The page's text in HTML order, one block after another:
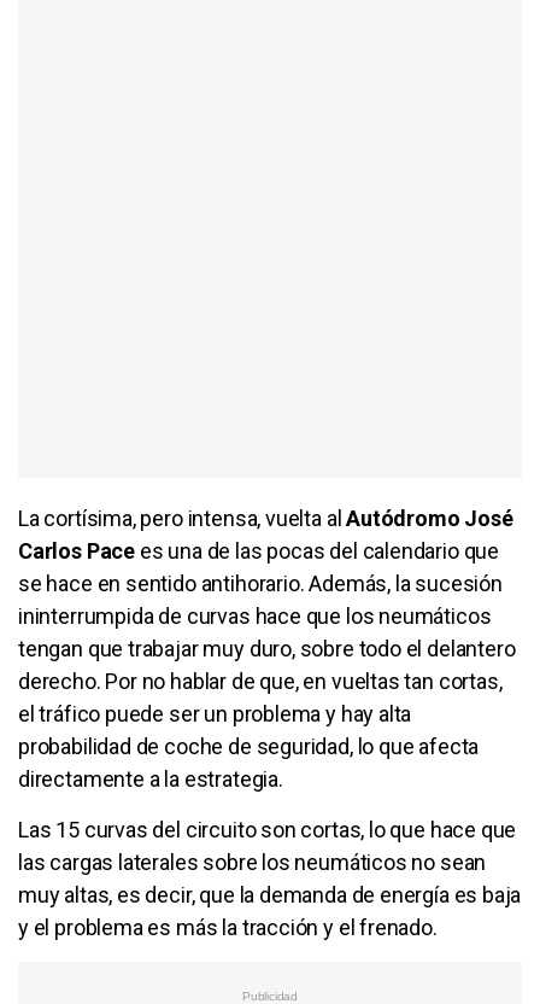
La cortísima, pero intensa, vuelta alAutódromo José
Carlos Pace es una de las pocas del calendario que
se hace en sentido antihorario. Además, la sucesión
ininterrumpida de curvas hace que los neumáticos
tengan que trabajar muy duro, sobre todo el delantero
derecho. Por no hablar de que, en vueltas tan cortas,
el tráfico puede ser un problema y hay alta
probabilidad de coche de seguridad, lo que afecta
directamente a la estrategia.
Las 15 curvas del circuito son cortas, lo que hace que
las cargas laterales sobre los neumáticos no sean
muy altas, es decir, que la demanda de energía es baja
y el problema es más la tracción y el frenado.